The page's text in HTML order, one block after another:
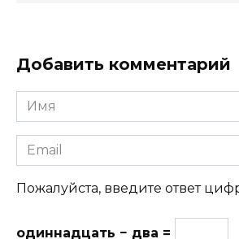
Добавить комментарий
Имя
Email
Пожалуйста, введите ответ
одиннадцать − два =